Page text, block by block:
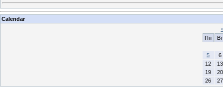
Calendar
Пн
Вт
5
6
12
13
19
20
26
27